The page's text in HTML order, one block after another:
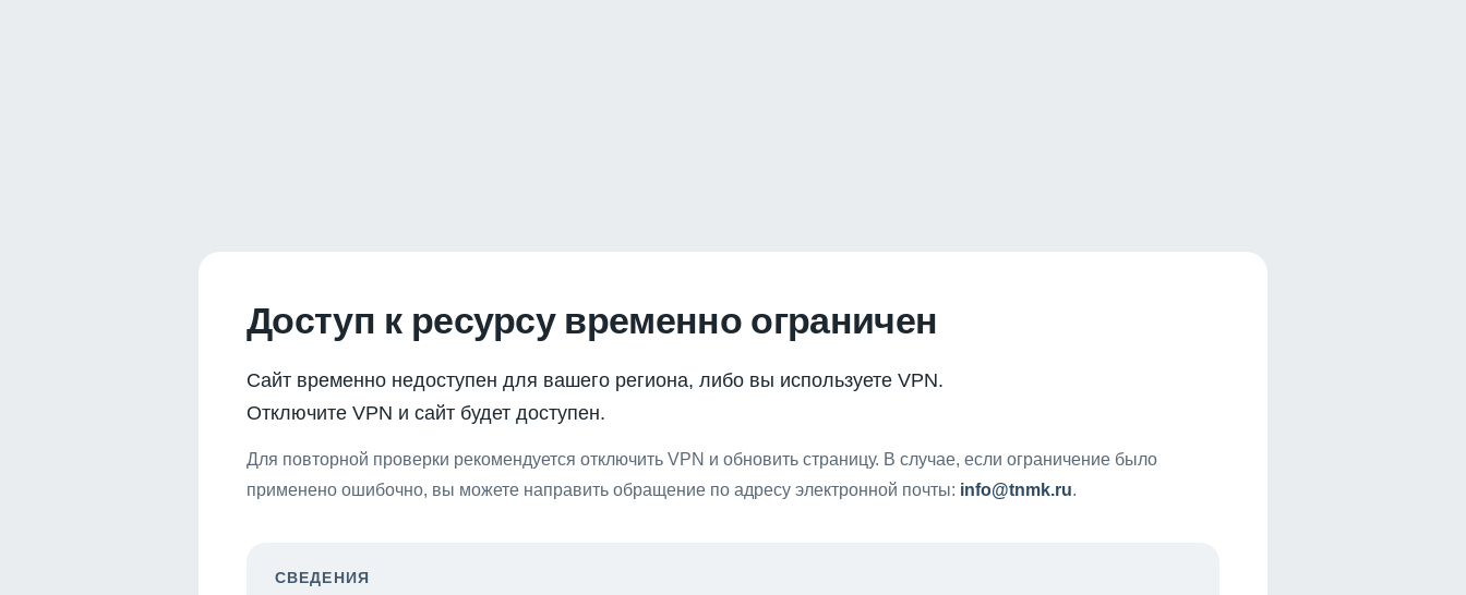
Доступ к ресурсу временно ограничен
Сайт временно недоступен для вашего региона, либо вы используете VPN.
Отключите VPN и сайт будет доступен.
Для повторной проверки рекомендуется отключить VPN и обновить страницу. В случае, если ограничение было
применено ошибочно, вы можете направить обращение по адресу электронной почты: info@tnmk.ru.
СВЕДЕНИЯ